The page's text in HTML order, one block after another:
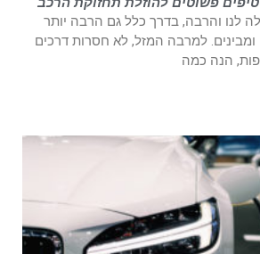
לנו והרבה, בדרך כלל גם הרבה יותר
למרבה המזל, לא חסרות דרכים
הנה כמה